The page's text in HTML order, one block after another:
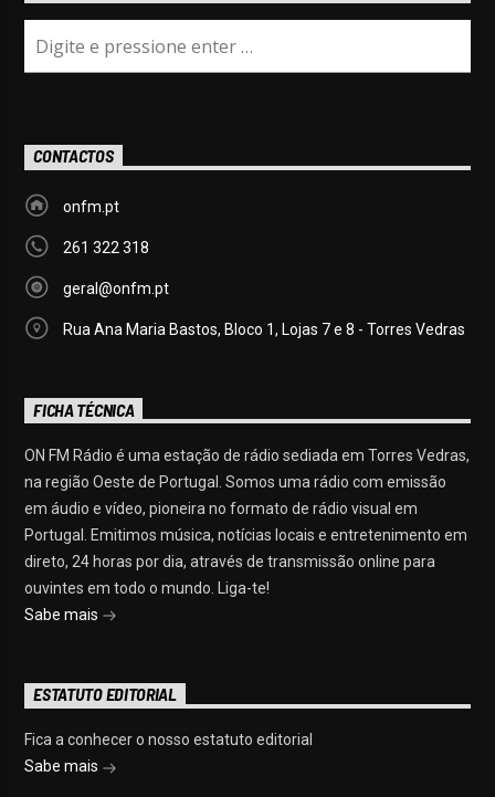
CONTACTOS
onfm.pt
261 322 318
geral@onfm.pt
Rua Ana Maria Bastos, Bloco 1, Lojas 7 e 8 - Torres Vedras
FICHA TÉCNICA
ON FM Rádio é uma estação de rádio sediada em Torres Vedras,
na região Oeste de Portugal. Somos uma rádio com emissão
em áudio e vídeo, pioneira no formato de rádio visual em
Portugal. Emitimos música, notícias locais e entretenimento em
direto, 24 horas por dia, através de transmissão online para
ouvintes em todo o mundo. Liga-te!
Sabe mais
ESTATUTO EDITORIAL
Fica a conhecer o nosso estatuto editorial
Sabe mais